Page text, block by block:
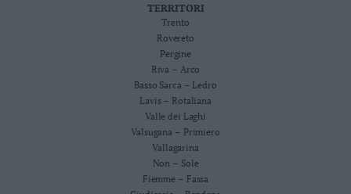
TERRITORI
Trento
Rovereto
Pergine
Riva – Arco
Basso Sarca – Ledro
Lavis – Rotaliana
Valle dei Laghi
Valsugana – Primiero
Vallagarina
Non – Sole
Fiemme – Fassa